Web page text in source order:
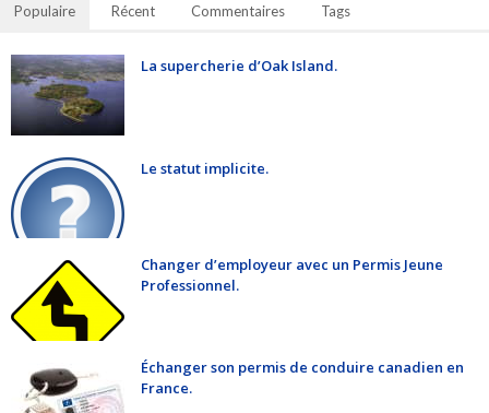
Populaire Récent Commentaires Tags
La supercherie d’Oak Island.
Le statut implicite.
Changer d’employeur avec un Permis Jeune
Professionnel.
Échanger son permis de conduire canadien en
France.